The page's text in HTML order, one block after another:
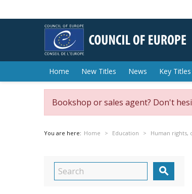
Home New Titles News Key Titles
Bookshop or sales agent? Don't
You are here: Home Education Human rights,
